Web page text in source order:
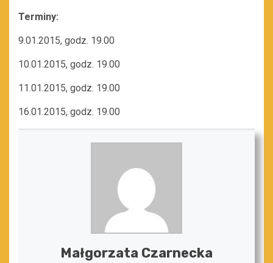
Terminy:
9.01.2015, godz. 19.00
10.01.2015, godz. 19.00
11.01.2015, godz. 19.00
16.01.2015, godz. 19.00
Małgorzata Czarnecka